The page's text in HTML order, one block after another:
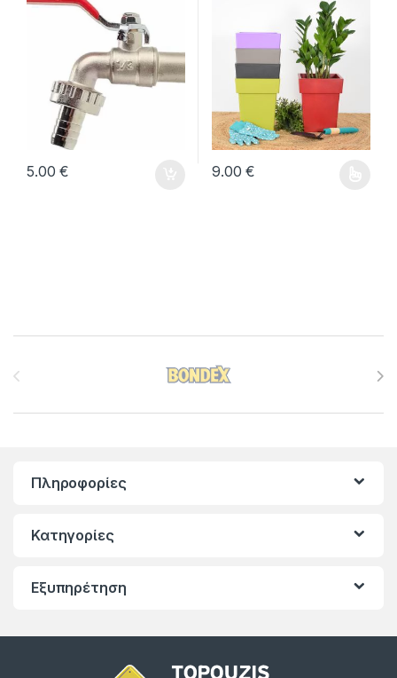
5.00€ 9.00€
Πληροφορίες
Κατηγορίες
Εξυπηρέτηση